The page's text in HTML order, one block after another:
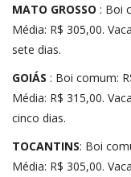
MATO GROSSO : Boi
Média: R$ 305,00.
sete dias.
GOIÁS : Boi comum:
Média: R$ 315,00.
cinco dias.
TOCANTINS: Boi
Média: R$ 305,00.